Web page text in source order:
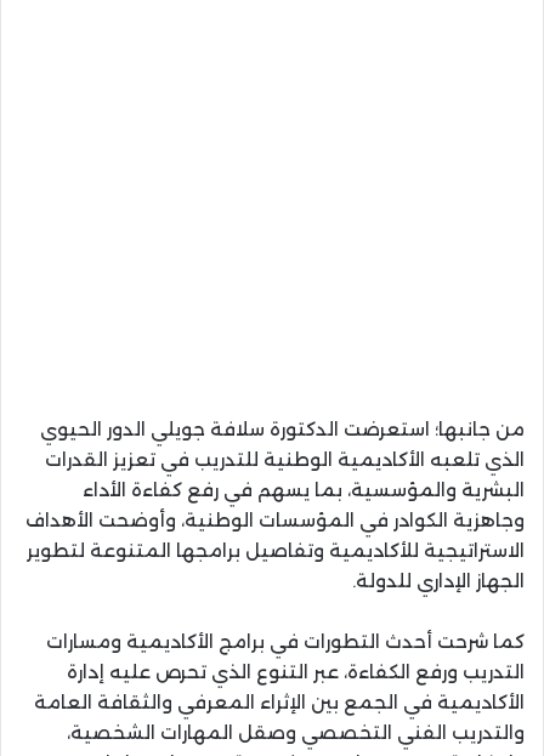
من جانبها؛ استعرضت الدكتورة سلافة جويلي الدور الحيوي
الذي تلعبه الأكاديمية الوطنية للتدريب في تعزيز القدرات
البشرية والمؤسسية، بما يسهم في رفع كفاءة الأداء
وجاهزية الكوادر في المؤسسات الوطنية، وأوضحت الأهداف
الاستراتيجية للأكاديمية وتفاصيل برامجها المتنوعة لتطوير
الجهاز الإداري للدولة.
كما شرحت أحدث التطورات في برامج الأكاديمية ومسارات
التدريب ورفع الكفاءة، عبر التنوع الذي تحرص عليه إدارة
الأكاديمية في الجمع بين الإثراء المعرفي والثقافة العامة
والتدريب الفني التخصصي وصقل المهارات الشخصية،